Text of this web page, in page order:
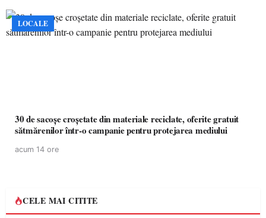
LOCALE
30 de sacoșe croșetate din materiale reciclate, oferite gratuit
sătmărenilor într-o campanie pentru protejarea mediului
acum 14 ore
CELE MAI CITITE